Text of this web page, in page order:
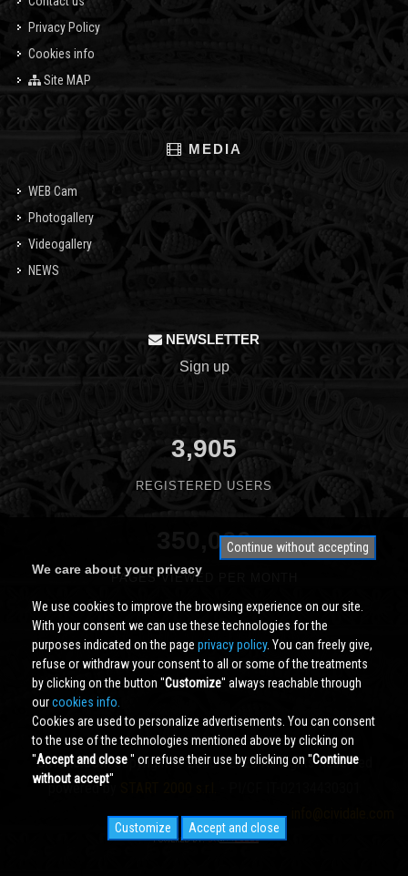
Privacy Policy
Cookies info
Site MAP
MEDIA
WEB Cam
Photogallery
Videogallery
NEWS
NEWSLETTER
Sign up
3,905
REGISTERED USERS
350,000
PAGES VIEWED PER MONTH
Cividale.COMCopyright © 2000 - 2026 All Rights Reserved
powered by
Continue without accepting
We care about your privacy
We use cookies to improve the browsing experience on our site.
With your consent we can use these technologies for the
purposes indicated on the page privacy policy. You can freely give,
refuse or withdraw your consent to all or some of the treatments
by clicking on the button ''Customize'' always reachable through
ourcookies info.
Cookies are used to personalize advertisements. You can consent
to the use of the technologies mentioned above by clicking on
''Accept and close'' or refuse their use by clicking on ''Continue
without accept''
Customize Accept and close